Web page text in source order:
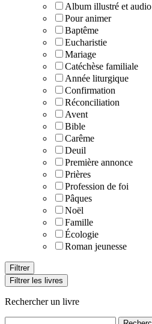
Album illustré et audio
Pour animer
Baptême
Eucharistie
Mariage
Catéchèse familiale
Année liturgique
Confirmation
Réconciliation
Avent
Bible
Carême
Deuil
Première annonce
Prières
Profession de foi
Pâques
Noël
Famille
Écologie
Roman jeunesse
Filtrer les livres
Rechercher un livre